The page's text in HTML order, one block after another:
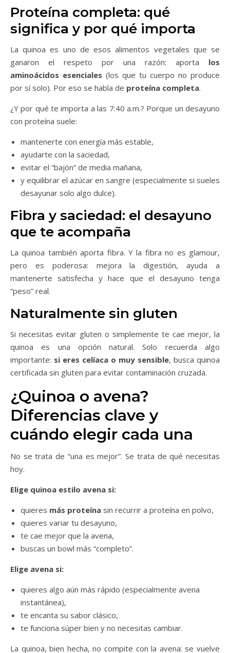
Proteína completa: qué
significa y por qué importa
La quinoa es uno de esos alimentos vegetales que se
ganaron el respeto por una razón: aporta los
aminoácidos esenciales (los que tu cuerpo no produce
por sí solo). Por eso se habla de proteína completa.
¿Y por qué te importa a las 7:40 a.m.? Porque un desayuno
con proteína suele:
mantenerte con energía más estable,
ayudarte con la saciedad,
evitar el “bajón” de media mañana,
y equilibrar el azúcar en sangre (especialmente si sueles
desayunar solo algo dulce).
Fibra y saciedad: el desayuno
que te acompaña
La quinoa también aporta fibra. Y la fibra no es glamour,
pero es poderosa: mejora la digestión, ayuda a
mantenerte satisfecha y hace que el desayuno tenga
“peso” real.
Naturalmente sin gluten
Si necesitas evitar gluten o simplemente te cae mejor, la
quinoa es una opción natural. Solo recuerda algo
importante: si eres celíaca o muy sensible, busca quinoa
certificada sin gluten para evitar contaminación cruzada.
¿Quinoa o avena?
Diferencias clave y
cuándo elegir cada una
No se trata de “una es mejor”. Se trata de qué necesitas
hoy.
Elige quinoa estilo avena si:
quieres más proteína sin recurrir a proteína en polvo,
quieres variar tu desayuno,
te cae mejor que la avena,
buscas un bowl más “completo”.
Elige avena si:
quieres algo aún más rápido (especialmente avena
instantánea),
te encanta su sabor clásico,
te funciona súper bien y no necesitas cambiar.
La quinoa, bien hecha, no compite con la avena: se vuelve